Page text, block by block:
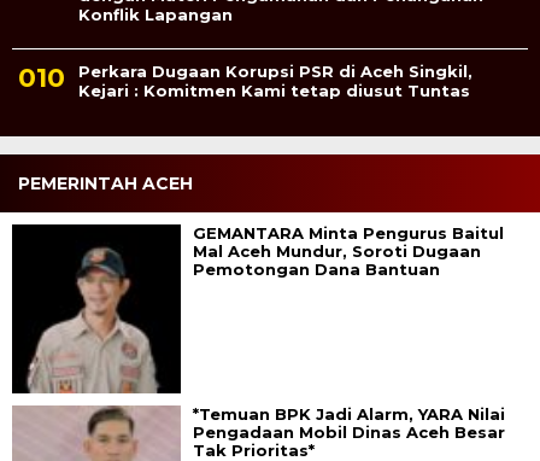
Konflik Lapangan
Perkara Dugaan Korupsi PSR di Aceh Singkil,
Kejari : Komitmen Kami tetap diusut Tuntas
PEMERINTAH ACEH
GEMANTARA Minta Pengurus Baitul
Mal Aceh Mundur, Soroti Dugaan
Pemotongan Dana Bantuan
*Temuan BPK Jadi Alarm, YARA Nilai
Pengadaan Mobil Dinas Aceh Besar
Tak Prioritas*